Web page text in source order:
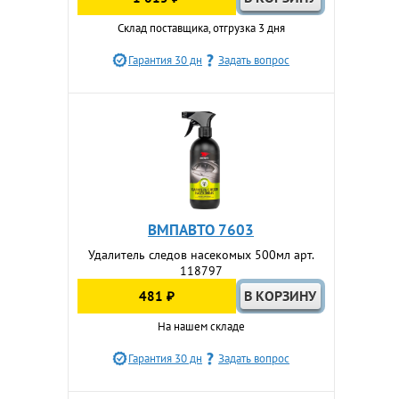
Склад поставщика, отгрузка 3 дня
Гарантия 30 дн Задать вопрос
ВМПАВТО 7603
Удалитель следов насекомых 500мл арт.
118797
481 ₽
На нашем складе
Гарантия 30 дн Задать вопрос